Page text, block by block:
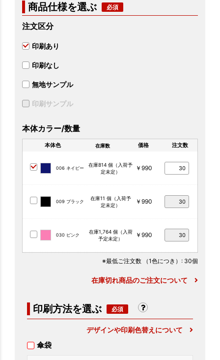
商品仕様を選ぶ
注文区分
印刷あり
印刷なし
無地サンプル
印刷サンプル
本体カラー/数量
本体色 在庫数 価格 注文数
006 ネイビー
在庫814 個（入荷予
定未定）
￥990
009 ブラック
在庫11 個（入荷予
定未定）
￥990
030 ピンク
在庫1,764 個（入荷
予定未定）
￥990
※最低ご注文数 （1色につき） : 30個
在庫切れ商品のご注文について
印刷方法を選ぶ
デザインや印刷色替えについて
傘袋